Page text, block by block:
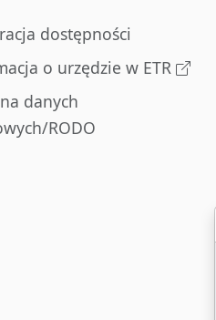
dostępności
o urzędzie w ETR
danych
RODO